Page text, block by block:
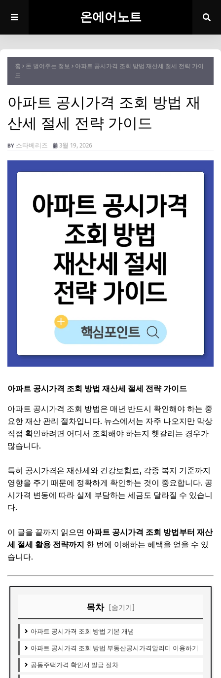
온에어노트
홈 돈 벌어주는 정보
아파트 공시가격 조회 방법 재산세 절세 전략 가이
드
아파트 공시가격 조회 방법 재
산세 절세 전략 가이드
스타베리즈 3월 19, 2026
아파트 공시가격 조회 방법 재산세 절세 전략 가이드
아파트 공시가격 조회 방법은 매년 반드시 확인해야 하는 중
요한 재산 관리 절차입니다. 뉴스에서는 자주 나오지만 막상
직접 확인하려면 어디서 조회해야 하는지 헷갈리는 경우가
많습니다.
특히 공시가격은 재산세와 건강보험료, 각종 복지 기준까지
영향을 주기 때문에 정확하게 확인하는 것이 중요합니다. 공
시가격 변동에 따라 실제 부담하는 세금도 달라질 수 있습니
다.
이 글을 끝까지 읽으면 아파트 공시가격 조회 방법부터 재산
세 절세 활용 전략까지 한 번에 이해하는 혜택을 얻을 수 있
습니다.
목차 [숨기기]
아파트 공시가격 조회 방법 기본 개념
아파트 공시가격 조회 방법 부동산공시가격알리미 이용하기
공동주택가격 확인서 발급 절차